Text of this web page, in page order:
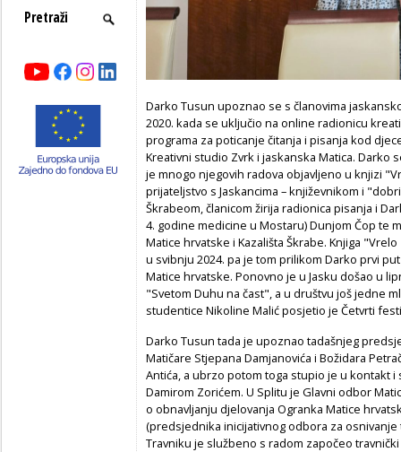
Darko Tusun upoznao se s članovima
2020. kada se uključio na online radionicu
programa za poticanje čitanja i pisanja kod
Kreativni studio Zvrk i jaskanska Matica.
je mnogo njegovih radova objavljeno u knjizi
prijateljstvo s Jaskancima – književnikom i
Škrabeom, članicom žirija radionica pisanja i
4. godine medicine u Mostaru) Dunjom Čop te
Matice hrvatske i Kazališta Škrabe. Knjiga
u svibnju 2024. pa je tom prilikom Darko prvi
Matice hrvatske. Ponovno je u Jasku došao u
"Svetom Duhu na čast", a u društvu još jedne
studentice Nikoline Malić posjetio je Četvrti
Darko Tusun tada je upoznao tadašnjeg
Matičare Stjepana Damjanovića i Božidara
Antića, a ubrzo potom toga stupio je u kontakt
Damirom Zorićem. U Splitu je Glavni odbor
o obnavljanju djelovanja Ogranka Matice
(predsjednika inicijativnog odbora za osnivanje
Travniku je službeno s radom započeo